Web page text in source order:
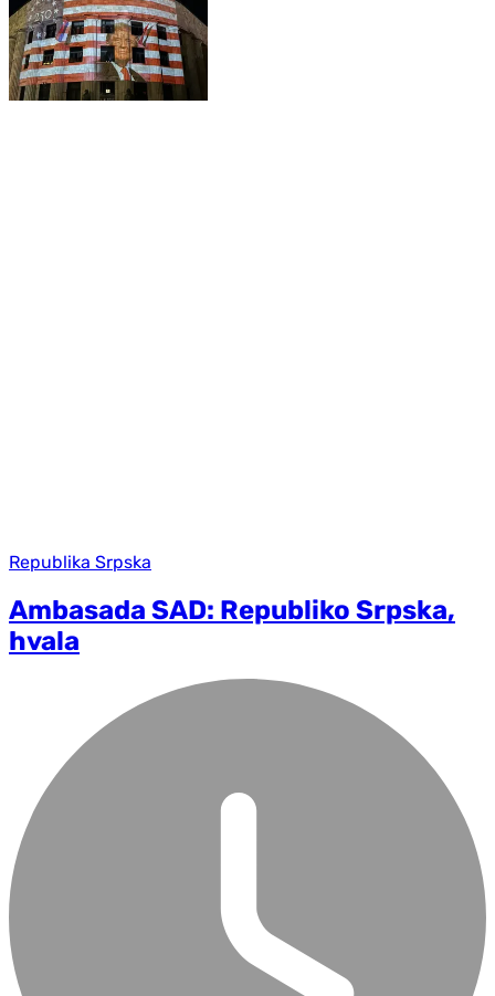
Republika Srpska
Ambasada SAD: Republiko Srpska,
hvala